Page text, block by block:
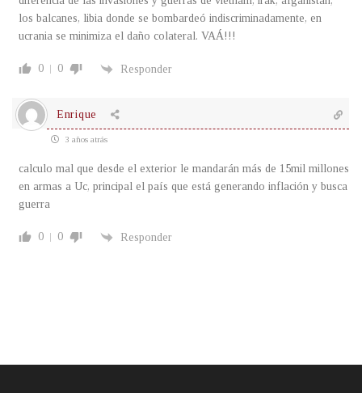
los balcanes, libia donde se bombardeó indiscriminadamente, en
ucrania se minimiza el daño colateral. VAÁ!!!
0 0 Responder
Enrique
3 años atrás
calculo mal que desde el exterior le mandarán más de 15mil millones
en armas a Uc, principal el país que está generando inflación y busca
guerra
0 0 Responder